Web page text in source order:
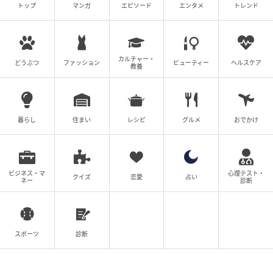
ツムママは静かに暮らしたい
#40 これ以上は時間の無駄だから…
前の話 次の話を読む
ツムママ
トップ マンガ エピソード エンタメ トレンド
どうぶつ ファッション
カルチャー・
教養
ビューティー ヘルスケア
暮らし 住まい レシピ グルメ おでかけ
ビジネス・マ
ネー
クイズ 恋愛 占い
心理テスト・
診断
スポーツ 診断